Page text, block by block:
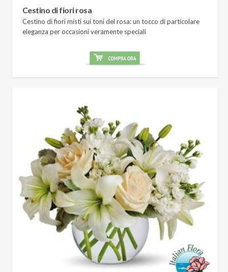
Cestino di fiori rosa
Cestino di fiori misti sui toni del rosa: un tocco di particolare
eleganza per occasioni veramente speciali